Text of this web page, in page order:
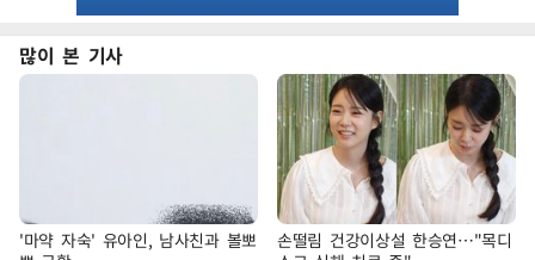
많이 본 기사
'마약 자숙' 유아인, 남사친과 볼뽀
손떨림 건강이상설 한승연…"목디